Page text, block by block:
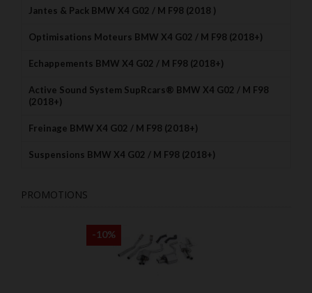
Jantes & Pack BMW X4 G02 / M F98 (2018 )
Optimisations Moteurs BMW X4 G02 / M F98 (2018+)
Echappements BMW X4 G02 / M F98 (2018+)
Active Sound System SupRcars® BMW X4 G02 / M F98
(2018+)
Freinage BMW X4 G02 / M F98 (2018+)
Suspensions BMW X4 G02 / M F98 (2018+)
PROMOTIONS
-10%